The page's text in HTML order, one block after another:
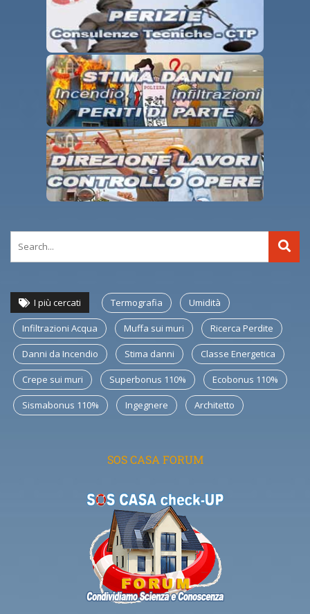
I più cercati Termografia Umidità
Infiltrazioni Acqua Muffa sui muri Ricerca Perdite
Danni da Incendio Stima danni Classe Energetica
Crepe sui muri Superbonus 110% Ecobonus 110%
Sismabonus 110% Ingegnere Architetto
SOS CASA FORUM